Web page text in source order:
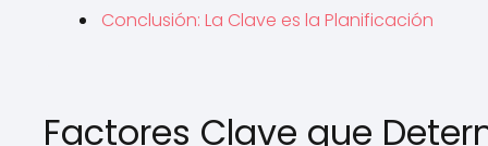
Conclusión: La Clave es la Planificación
Factores Clave que